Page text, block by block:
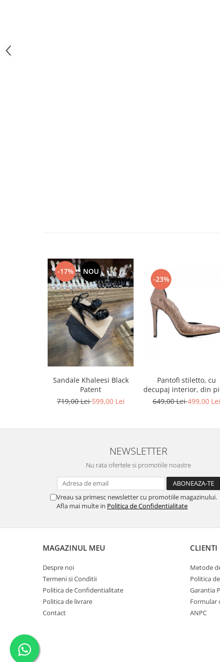
-17% NOU
Sandale Khaleesi Black
Patent
719,00 Lei599,00 Lei
-23%
Pantofi stiletto, cu
decupaj interior, din
bronz
649,00 Lei499,00 Lei
NEWSLETTER
Nu rata ofertele si promotiile noastre
Vreau sa primesc newsletter cu promotiile magazinului.
Afla mai multe in Politica de Confidentialitate
MAGAZINUL MEU
Despre noi
Termeni si Conditii
Politica de Confidentialitate
Politica de livrare
Contact
CLIENTI
Metode
Politica
Garantia
Formular
ANPC